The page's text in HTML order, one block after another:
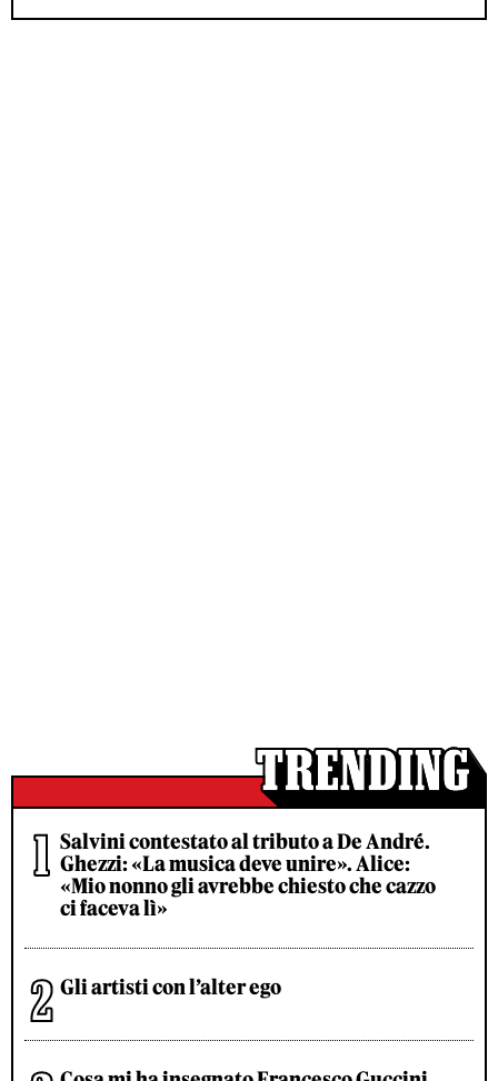
Salvini contestato al tributo a De André.
Ghezzi: «La musica deve unire». Alice:
«Mio nonno gli avrebbe chiesto che cazzo
ci faceva lì»
Gli artisti con l’alter ego